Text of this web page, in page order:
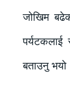
जोखिम
पर्यटकलाई
बताउनु भयो